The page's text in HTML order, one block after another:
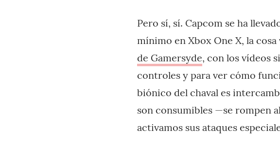
Pero sí, sí. Capcom se ha
mínimo en Xbox One X, la
de Gamersyde, con los vídeos
controles y para ver cómo
biónico del chaval es
son consumibles —se rompen
activamos sus ataques